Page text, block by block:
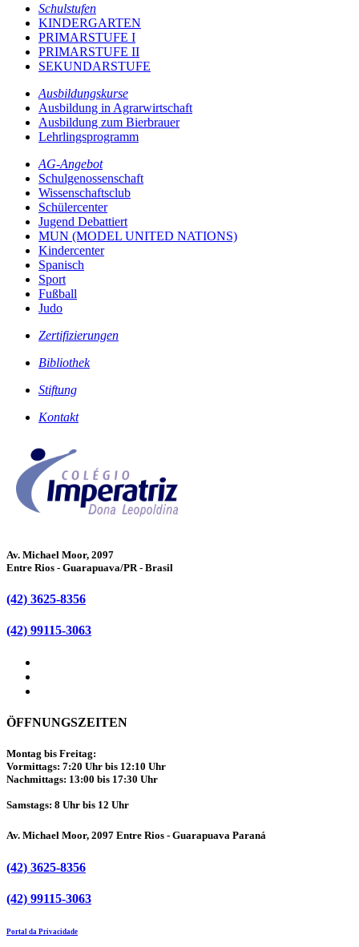
Schulstufen
KINDERGARTEN
PRIMARSTUFE I
PRIMARSTUFE II
SEKUNDARSTUFE
Ausbildungskurse
Ausbildung in Agrarwirtschaft
Ausbildung zum Bierbrauer
Lehrlingsprogramm
AG-Angebot
Schulgenossenschaft
Wissenschaftsclub
Schülercenter
Jugend Debattiert
MUN (MODEL UNITED NATIONS)
Kindercenter
Spanisch
Sport
Fußball
Judo
Zertifizierungen
Bibliothek
Stiftung
Kontakt
Av. Michael Moor, 2097
Entre Rios - Guarapuava/PR - Brasil
(42) 3625-8356
(42) 99115-3063
ÖFFNUNGSZEITEN
Montag bis Freitag:
Vormittags: 7:20 Uhr bis 12:10 Uhr
Nachmittags: 13:00 bis 17:30 Uhr
Samstags: 8 Uhr bis 12 Uhr
Av. Michael Moor, 2097 Entre Rios - Guarapuava Paraná
(42) 3625-8356
(42) 99115-3063
Portal da Privacidade